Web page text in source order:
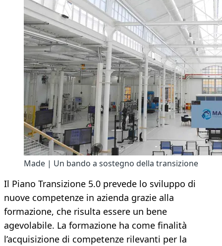
Made | Un bando a sostegno della transizione
Il Piano Transizione 5.0 prevede lo sviluppo di
nuove competenze in azienda grazie alla
formazione, che risulta essere un bene
agevolabile. La formazione ha come finalità
l’acquisizione di competenze rilevanti per la